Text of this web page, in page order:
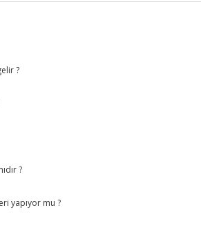
?
?
yapıyor mu ?